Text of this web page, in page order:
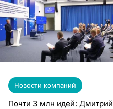
Новости компаний
Почти 3 млн идей: Дмитрий